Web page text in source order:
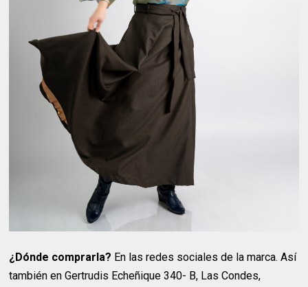
¿Dónde comprarla? En las redes sociales de la marca. Así
también en Gertrudis Echeñique 340- B, Las Condes,